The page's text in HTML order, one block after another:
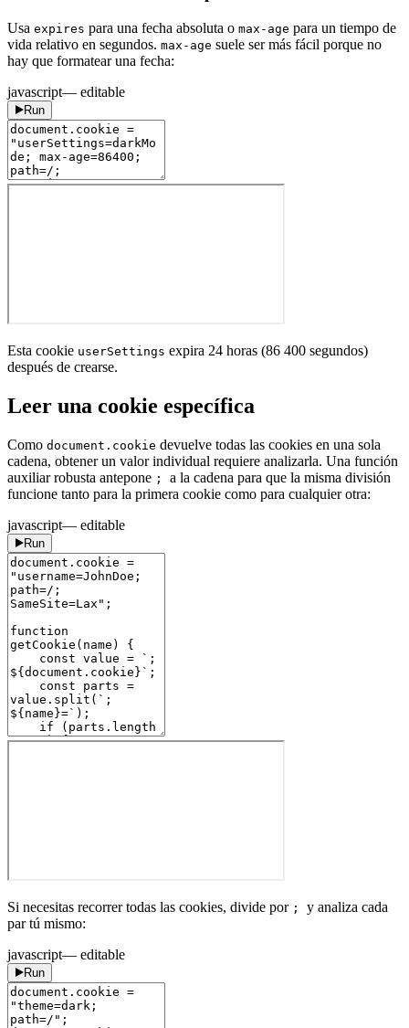
Usa expires para una fecha absoluta o max-age para un tiempo de
vida relativo en segundos. max-age suele ser más fácil porque no
hay que formatear una fecha:
javascript— editable
Run
Esta cookie userSettings expira 24 horas (86 400 segundos)
después de crearse.
Leer una cookie específica
Como document.cookie devuelve todas las cookies en una sola
cadena, obtener un valor individual requiere analizarla. Una función
auxiliar robusta antepone ; a la cadena para que la misma división
funcione tanto para la primera cookie como para cualquier otra:
javascript— editable
Run
Si necesitas recorrer todas las cookies, divide por ; y analiza cada
par tú mismo:
javascript— editable
Run